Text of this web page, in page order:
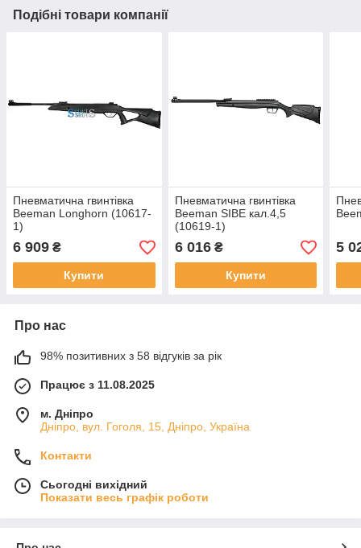
Подібні товари компанії
Пневматична гвинтівка
Beeman Longhorn (10617-
1)
6 909 ₴
Купити
Пневматична гвинтівка
Beeman SIBE кал.4,5
(10619-1)
6 016₴
Купити
5
Про нас
98% позитивних з 58 відгуків за рік
Працює з 11.08.2025
м. Дніпро
Дніпро, вул. Гоголя, 15, Дніпро, Україна
Контакти
Сьогодні вихідний
Показати весь графік роботи